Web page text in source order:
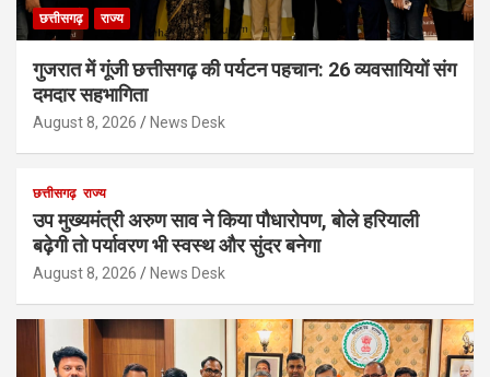
छत्तीसगढ़ राज्य
गुजरात में गूंजी छत्तीसगढ़ की पर्यटन पहचान: 26 व्यवसायियों संग
दमदार सहभागिता
August 8, 2026 News Desk
छत्तीसगढ़ राज्य
उप मुख्यमंत्री अरुण साव ने किया पौधारोपण, बोले हरियाली
बढ़ेगी तो पर्यावरण भी स्वस्थ और सुंदर बनेगा
August 8, 2026 News Desk